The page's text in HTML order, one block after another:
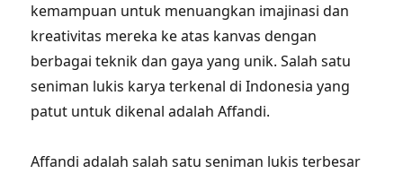
kemampuan untuk menuangkan imajinasi dan
kreativitas mereka ke atas kanvas dengan
berbagai teknik dan gaya yang unik. Salah satu
seniman lukis karya terkenal di Indonesia yang
patut untuk dikenal adalah Affandi.
Affandi adalah salah satu seniman lukis terbesar